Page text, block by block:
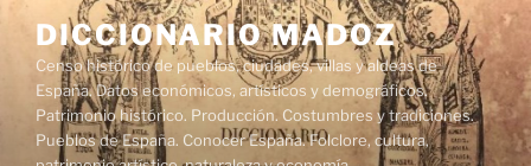
contenido
DICCIONARIO MADOZ
Censo histórico de pueblos, ciudades, villas y aldeas de
España. Datos económicos, artísticos y demográficos.
Patrimonio histórico. Producción. Costumbres y tradiciones.
Pueblos de España. Conocer España. Folclore, cultura,